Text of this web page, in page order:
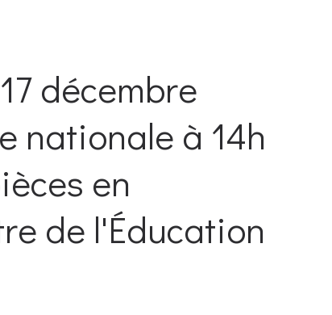
décembre
nationale à 14h
en
de l'Éducation